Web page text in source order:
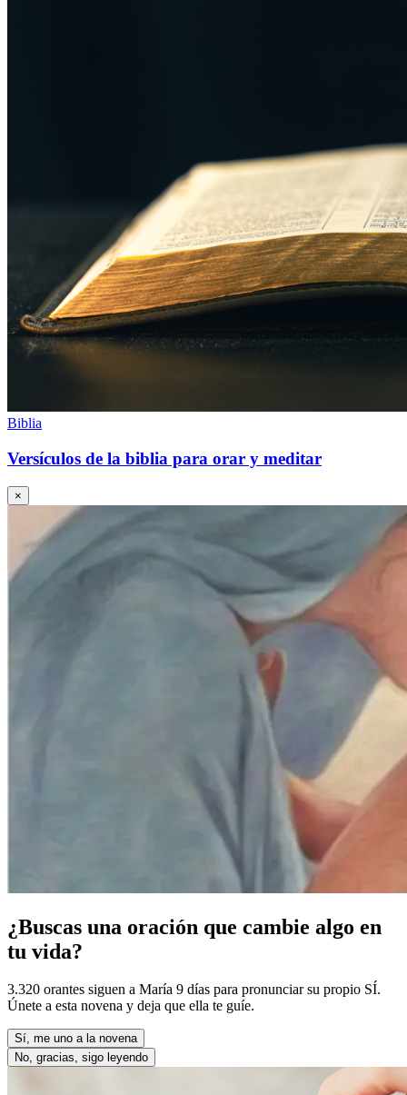
Biblia
Versículos de la biblia para orar y meditar
×
¿Buscas una oración que cambie algo en
tu vida?
3.320 orantes siguen a María 9 días para pronunciar su propio SÍ.
Únete a esta novena y deja que ella te guíe.
Sí, me uno a la novena
No, gracias, sigo leyendo